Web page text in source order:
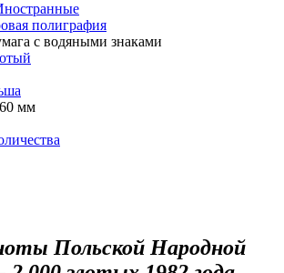
полиграфия
с водяными знаками
мм
Польской Народной